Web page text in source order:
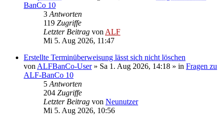
BanCo 10
3 Antworten
119 Zugriffe
Letzter Beitrag von ALF
Mi 5. Aug 2026, 11:47
Erstellte Terminüberweisung lässt sich nicht löschen
von ALFBanCo-User» Sa 1. Aug 2026, 14:18 » in Fragen zu
ALF-BanCo 10
5 Antworten
204 Zugriffe
Letzter Beitrag von Neunutzer
Mi 5. Aug 2026, 10:56